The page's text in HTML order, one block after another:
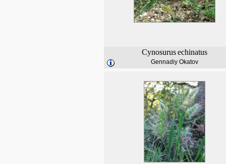
Cynosurusechinatus
Gennadiy Okatov